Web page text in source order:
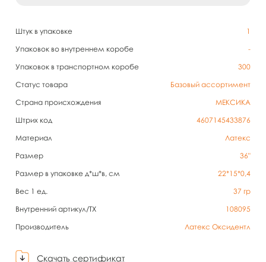
Штук в упаковке
1
Упаковок во внутреннем коробе
-
Упаковок в транспортном коробе
300
Статус товара
Базовый ассортимент
Страна происхождения
МЕКСИКА
Штрих код
4607145433876
Материал
Латекс
Размер
36"
Размер в упаковке д*ш*в, см
22*15*0,4
Вес 1 ед.
37 гр
Внутренний артикул/TX
108095
Производитель
Латекс Оксидентл
Скачать сертификат